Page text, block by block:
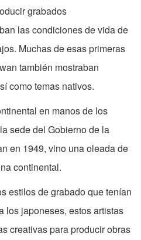
grabados
las condiciones de vida de
Muchas de esas primeras
también mostraban
como temas nativos.
en manos de los
sede del Gobierno de la
en 1949, vino una oleada de
continental.
estilos de grabado que tenían
los japoneses, estos artistas
creativas para producir obras